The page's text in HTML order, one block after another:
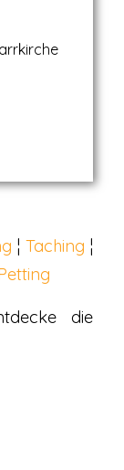
¦Taching ¦
die